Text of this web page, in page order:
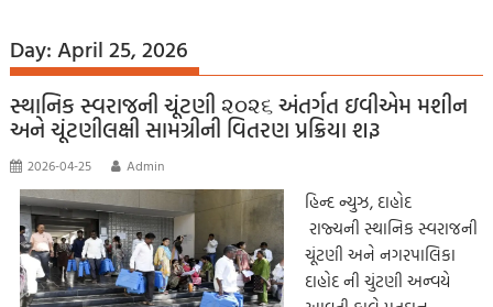
Day:April 25, 2026
સ્થાનિક સ્વરાજની ચૂંટણી ૨૦૨૬ અંતર્ગત ઇવીએમ મશીન
અને ચૂંટણીલક્ષી સામગ્રીની વિતરણ પ્રક્રિયા શરૂ
2026-04-25 Admin
હિન્દ ન્યુઝ, દાહોદ
રાજ્યની સ્થાનિક સ્વરાજની
ચૂંટણી અને નગરપાલિકા
દાહોદ ની ચુંટણી અન્વયે